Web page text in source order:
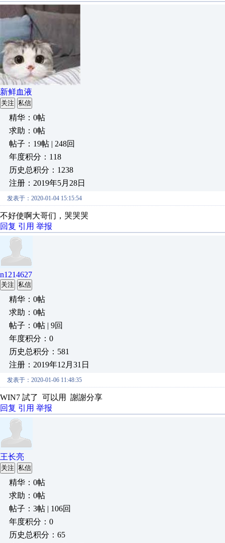
新鲜血液
关注 私信
精华：0帖
求助：0帖
帖子：19帖 | 248回
年度积分：118
历史总积分：1238
注册：2019年5月28日
发表于：2020-01-04 15:15:54
不好使啊大哥们，哭哭哭
回复 引用 举报
n1214627
关注 私信
精华：0帖
求助：0帖
帖子：0帖 | 9回
年度积分：0
历史总积分：581
注册：2019年12月31日
发表于：2020-01-06 11:48:35
WIN7 試了 可以用 謝謝分享
回复 引用 举报
王长亮
关注 私信
精华：0帖
求助：0帖
帖子：3帖 | 106回
年度积分：0
历史总积分：65